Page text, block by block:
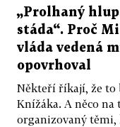
„Prolhaný
stáda“. Proč
vláda vedená
opovrhoval
Někteří říkají, že to
Knížáka. A něco
organizovaný těmi,